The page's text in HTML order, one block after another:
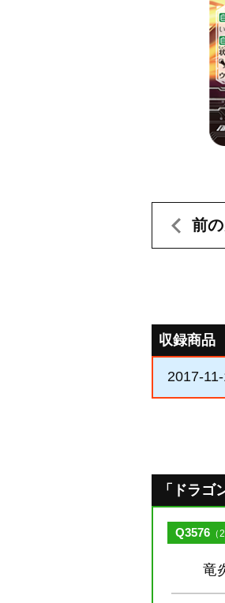
前
収録商品
2017-
「ドラ
Q3576
竜